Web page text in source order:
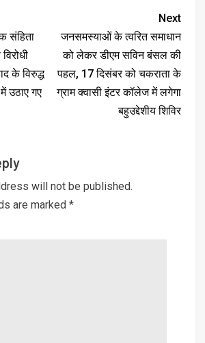
संहिता
के विरुद्ध
उठाए गए
Next
जनसमस्याओं के त्वरित समाधान
को लेकर डीएम सविन बंसल की
पहल, 17 दिसंबर को चकराता के
ग्राम क्वासी इंटर कॉलेज में लगेगा
बहुउद्देशीय शिविर
will not be published.
are marked *